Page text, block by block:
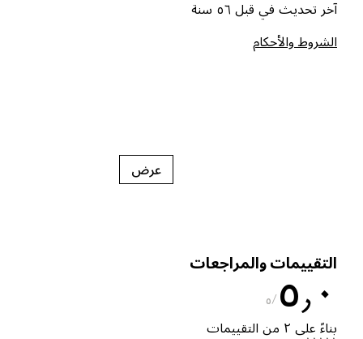
تحديث في قبل ٥٦ سنة
والأحكام
عرض
والمراجعات
٥
على ٢ من التقييمات